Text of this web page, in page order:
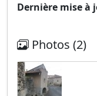
Dernière mise à
Photos (2)